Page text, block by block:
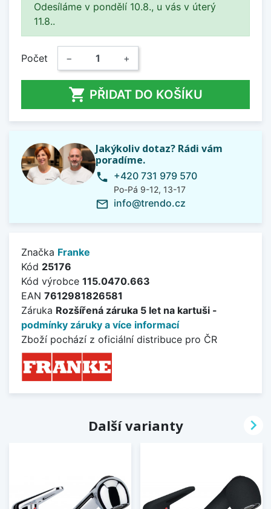
Odesíláme v pondělí 10.8., u vás v úterý
11.8..
Počet − +
 PŘIDAT DO KOŠÍKU
Jakýkoliv dotaz? Rádi vám
poradíme.
phone +420 731 979 570
Po-Pá 9-12, 13-17
mail_outline info@trendo.cz
Značka Franke
Kód 25176
Kód výrobce 115.0470.663
EAN 7612981826581
Záruka Rozšířená záruka 5 let na kartuši -
podmínky záruky a více informací
Zboží pochází z oficiální distribuce pro ČR
Další varianty 